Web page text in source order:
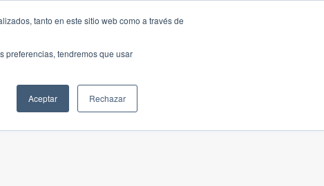
tanto en este sitio web como a través de
preferencias, tendremos que usar
Aceptar Rechazar